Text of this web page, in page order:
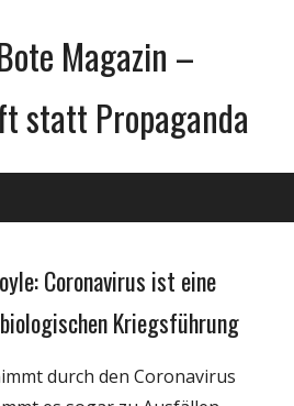
Magazin –
statt Propaganda
Coronavirus ist eine
Kriegsführung
durch den Coronavirus